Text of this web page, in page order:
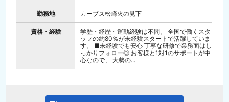
勤務地 カーブス松崎火の見下
資格・経験
学歴・経歴・運動経験は不問。 全国で働くスタ
ッフの約80％が未経験スタートで活躍していま
す。 ■未経験でも安心 丁寧な研修で業務面はし
っかりフォロー◎ お客様と1対1のサポートが中
心なので、 大勢の...